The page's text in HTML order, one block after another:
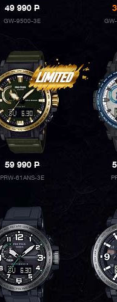
49 990P
GW-9500-3E
59 990P
PRW-61ANS-3E